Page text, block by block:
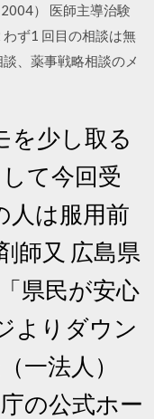
） 医師主導治験
ず1 回目の相談は無
、薬事戦略相談のメ
を少し取る
て今回受
人は服用前
師又 広島県
県民が安心
よりダウン
一法人）
の公式ホー